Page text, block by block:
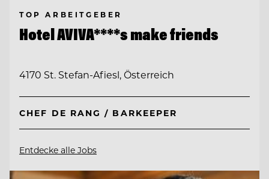
TOP ARBEITGEBER
Hotel AVIVA****s make friends
4170 St. Stefan-Afiesl, Österreich
CHEF DE RANG / BARKEEPER
Entdecke alle Jobs